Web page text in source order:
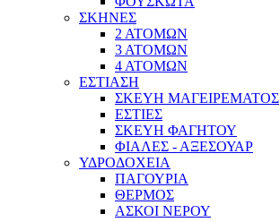
ΣΚΗΝΕΣ
2 ΑΤΟΜΩΝ
3 ΑΤΟΜΩΝ
4 ΑΤΟΜΩΝ
ΕΣΤΙΑΣΗ
ΣΚΕΥΗ ΜΑΓΕΙΡΕΜΑΤΟΣ
ΕΣΤΙΕΣ
ΣΚΕΥΗ ΦΑΓΗΤΟΥ
ΦΙΑΛΕΣ - ΑΞΕΣΟΥΑΡ
ΥΔΡΟΔΟΧΕΙΑ
ΠΑΓΟΥΡΙΑ
ΘΕΡΜΟΣ
ΑΣΚΟΙ ΝΕΡΟΥ